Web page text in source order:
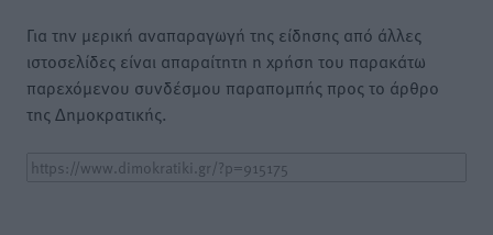
Για την μερική αναπαραγωγή της είδησης από άλλες
ιστοσελίδες είναι απαραίτητη η χρήση του παρακάτω
παρεχόμενου συνδέσμου παραπομπής προς το άρθρο
της Δημοκρατικής.